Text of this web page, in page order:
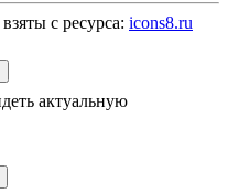
с ресурса: icons8.ru
актуальную